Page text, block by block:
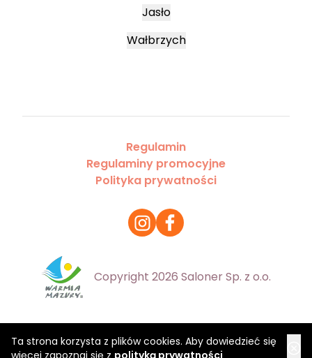
Ta strona korzysta z plików cookies. Aby dowiedzieć się
więcej zapoznaj się z polityką prywatności
Jasło
Wałbrzych
Regulamin
Regulaminy promocyjne
Polityka prywatności
Copyright 2026 Saloner Sp. z o.o.